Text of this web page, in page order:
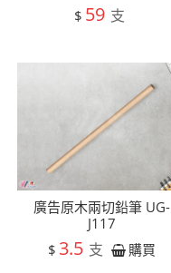
$ 59 支
廣告原木兩切鉛筆 UG-
J117
$ 3.5 支 購買